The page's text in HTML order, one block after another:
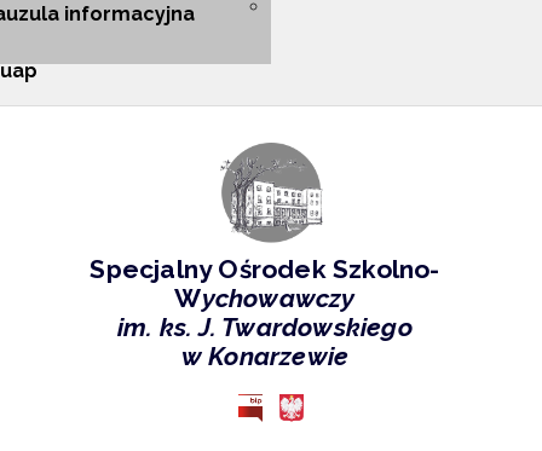
informacyjna
Specjalny Ośrodek Szkolno-
Wychowawczy
im. ks. J. Twardowskiego
w Konarzewie-